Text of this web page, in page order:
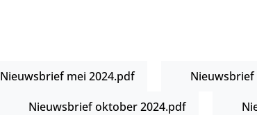
PDF Bestand
Nieuwsbrief mei 2024.pdf PDF Bestand
PDF Bestand
Nieuwsbrief oktober 2024.pdf